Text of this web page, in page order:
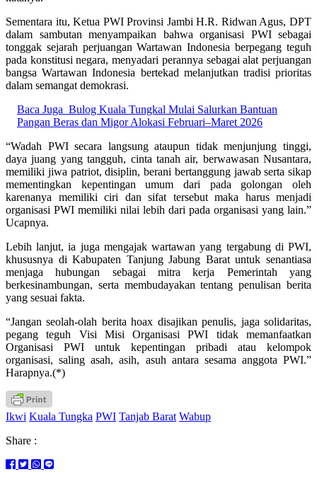
Sementara itu, Ketua PWI Provinsi Jambi H.R. Ridwan Agus, DPT
dalam sambutan menyampaikan bahwa organisasi PWI sebagai
tonggak sejarah perjuangan Wartawan Indonesia berpegang teguh
pada konstitusi negara, menyadari perannya sebagai alat perjuangan
bangsa Wartawan Indonesia bertekad melanjutkan tradisi prioritas
dalam semangat demokrasi.
Baca Juga Bulog Kuala Tungkal Mulai Salurkan Bantuan
Pangan Beras dan Migor Alokasi Februari–Maret 2026
“Wadah PWI secara langsung ataupun tidak menjunjung tinggi,
daya juang yang tangguh, cinta tanah air, berwawasan Nusantara,
memiliki jiwa patriot, disiplin, berani bertanggung jawab serta sikap
mementingkan kepentingan umum dari pada golongan oleh
karenanya memiliki ciri dan sifat tersebut maka harus menjadi
organisasi PWI memiliki nilai lebih dari pada organisasi yang lain.”
Ucapnya.
Lebih lanjut, ia juga mengajak wartawan yang tergabung di PWI,
khususnya di Kabupaten Tanjung Jabung Barat untuk senantiasa
menjaga hubungan sebagai mitra kerja Pemerintah yang
berkesinambungan, serta membudayakan tentang penulisan berita
yang sesuai fakta.
“Jangan seolah-olah berita hoax disajikan penulis, jaga solidaritas,
pegang teguh Visi Misi Organisasi PWI tidak memanfaatkan
Organisasi PWI untuk kepentingan pribadi atau kelompok
organisasi, saling asah, asih, asuh antara sesama anggota PWI.”
Harapnya.(*)
Ikwi Kuala Tungka PWI Tanjab Barat Wabup
Share :